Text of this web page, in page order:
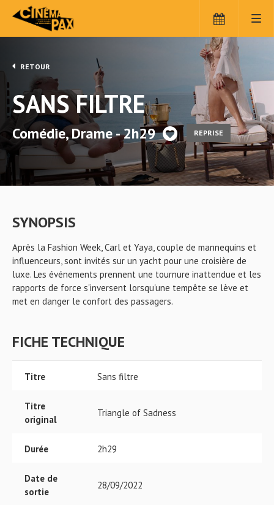
RETOUR
SANS FILTRE
Comédie, Drame - 2h29 REPRISE
SYNOPSIS
Après la Fashion Week, Carl et Yaya, couple de mannequins et
influenceurs, sont invités sur un yacht pour une croisière de
luxe. Les événements prennent une tournure inattendue et les
rapports de force s'inversent lorsqu'une tempête se lève et
met en danger le confort des passagers.
FICHE TECHNIQUE
Titre Sans filtre
Titre
original
Triangle of Sadness
Durée 2h29
Date de
sortie
28/09/2022